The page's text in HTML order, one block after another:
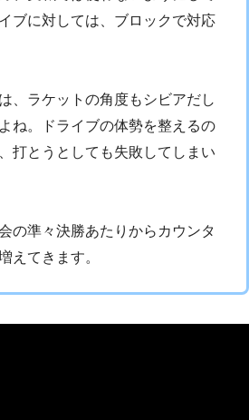
ブに対しては、ブロックで対応
、ラケットの角度もシビアだし
ね。ドライブの体勢を整えるの
打とうとしても失敗してしまい
の準々決勝あたりからカウンタ
えてきます。